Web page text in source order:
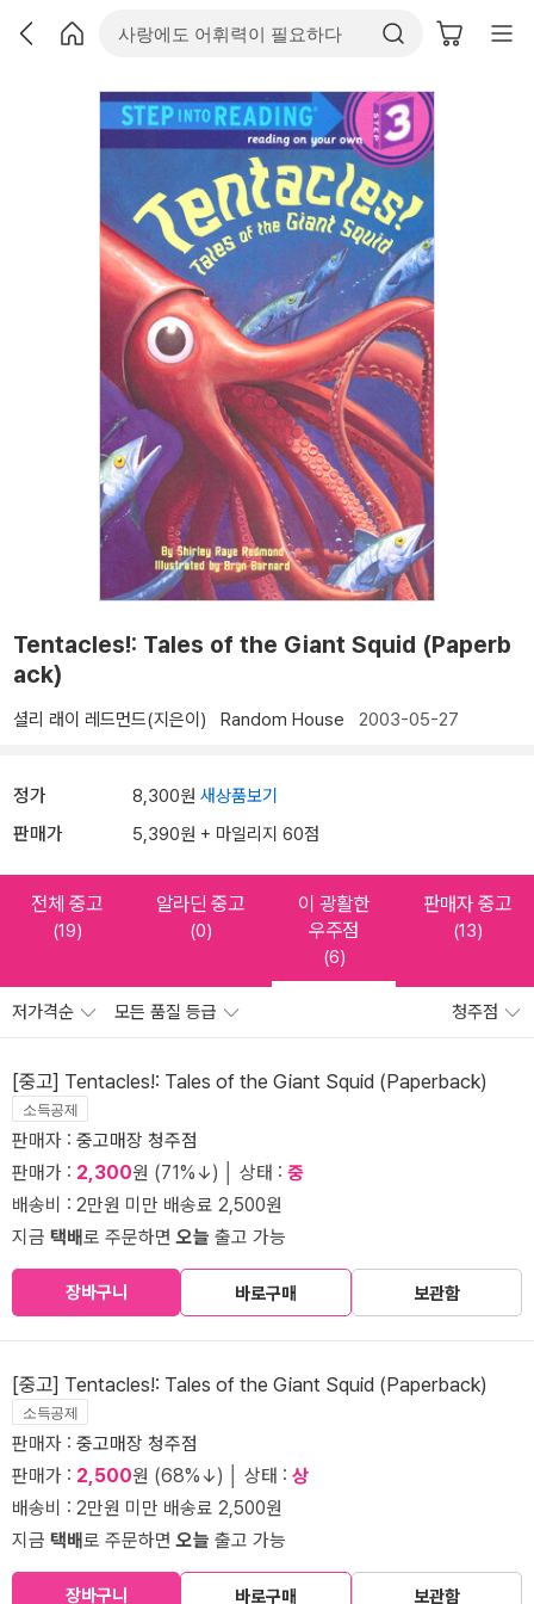
Tentacles!: Tales of the Giant Squid (Paperb
ack)
셜리 래이 레드먼드(지은이) Random House 2003-05-27
정가 8,300원 새상품보기
판매가 5,390원 + 마일리지 60점
전체 중고
(19)
알라딘 중고
(0)
이 광활한
우주점
(6)
판매자 중고
(13)
저가격순 모든 품질 등급 청주점
[중고] Tentacles!: Tales of the Giant Squid (Paperback)
소득공제
판매자 : 중고매장 청주점
판매가 : 2,300원 (71%↓) │ 상태 : 중
배송비 : 2만원 미만 배송료 2,500원
지금 택배로 주문하면오늘 출고 가능
장바구니 바로구매 보관함
[중고] Tentacles!: Tales of the Giant Squid (Paperback)
소득공제
판매자 : 중고매장 청주점
판매가 : 2,500원 (68%↓) │ 상태 : 상
배송비 : 2만원 미만 배송료 2,500원
지금 택배로 주문하면오늘 출고 가능
장바구니 바로구매 보관함